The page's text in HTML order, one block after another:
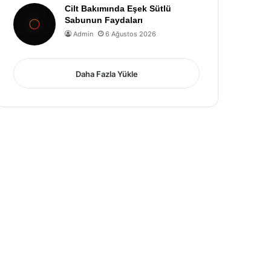
Cilt Bakımında Eşek Sütlü
Sabunun Faydaları
Admin 6 Ağustos 2026
Daha Fazla Yükle